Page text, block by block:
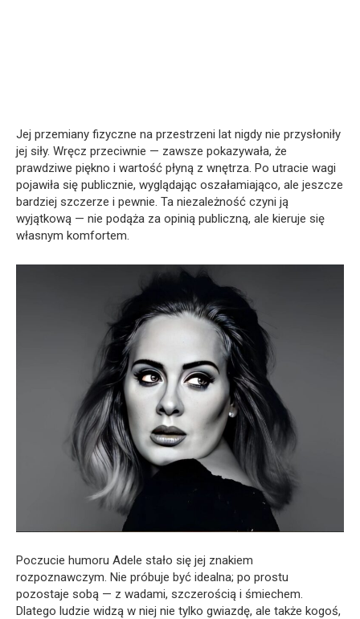
Jej przemiany fizyczne na przestrzeni lat nigdy nie przysłoniły
jej siły. Wręcz przeciwnie — zawsze pokazywała, że
prawdziwe piękno i wartość płyną z wnętrza. Po utracie wagi
pojawiła się publicznie, wyglądając oszałamiająco, ale jeszcze
bardziej szczerze i pewnie. Ta niezależność czyni ją
wyjątkową — nie podąża za opinią publiczną, ale kieruje się
własnym komfortem.
Poczucie humoru Adele stało się jej znakiem
rozpoznawczym. Nie próbuje być idealna; po prostu
pozostaje sobą — z wadami, szczerością i śmiechem.
Dlatego ludzie widzą w niej nie tylko gwiazdę, ale także kogoś,